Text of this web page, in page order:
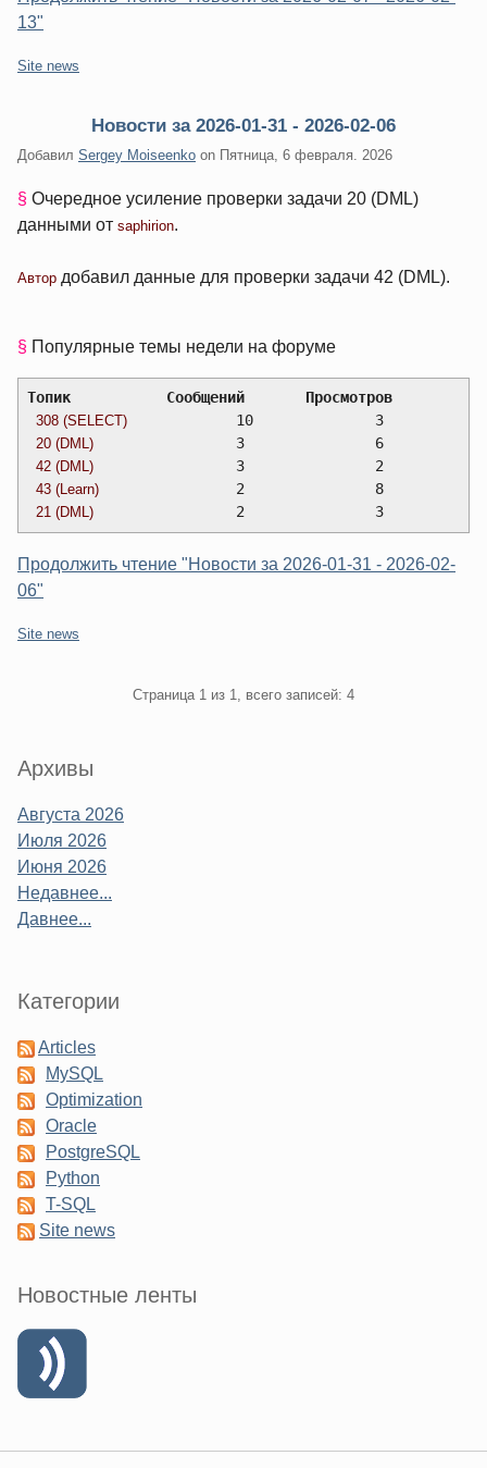
13"
Категории:
Site news
Новости за 2026-01-31 - 2026-02-06
Добавил Sergey Moiseenko on Пятница, 6 февраля. 2026
§ Очередное усиление проверки задачи 20 (DML)
данными от saphirion.
Автор добавил данные для проверки задачи 42 (DML).
§ Популярные темы недели на форуме
Топик		Сообщений	Просмотров
308 (SELECT)
		10		3
20 (DML)
		3		6
42 (DML)
		3		2
43 (Learn)
		2		8
21 (DML)
		2		3
Продолжить чтение "Новости за 2026-01-31 - 2026-02-
06"
Категории:
Site news
Страница 1 из 1, всего записей: 4
Sidebar
Архивы
Августа 2026
Июля 2026
Июня 2026
Недавнее...
Давнее...
Категории
Articles
MySQL
Optimization
Oracle
PostgreSQL
Python
T-SQL
Site news
Новостные ленты